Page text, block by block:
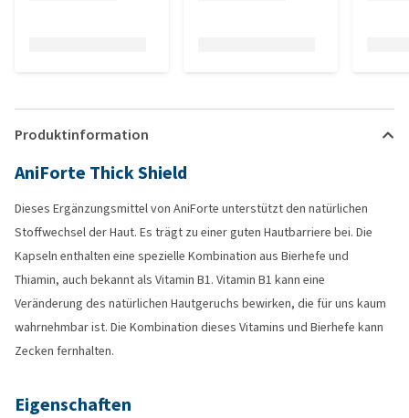
Produktinformation
AniForte Thick Shield
Dieses Ergänzungsmittel von AniForte unterstützt den natürlichen
Stoffwechsel der Haut. Es trägt zu einer guten Hautbarriere bei. Die
Kapseln enthalten eine spezielle Kombination aus Bierhefe und
Thiamin, auch bekannt als Vitamin B1. Vitamin B1 kann eine
Veränderung des natürlichen Hautgeruchs bewirken, die für uns kaum
wahrnehmbar ist. Die Kombination dieses Vitamins und Bierhefe kann
Zecken fernhalten.
Eigenschaften